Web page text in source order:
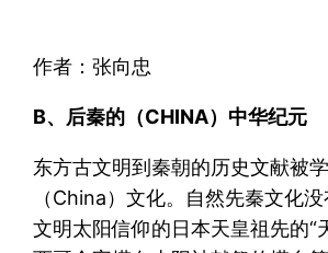
作者：张向忠
B、后秦的（CHINA）中华纪元
东方古文明到秦朝的历史文献被
（China）文化。自然先秦文化
文明太阳信仰的日本天皇祖先的“